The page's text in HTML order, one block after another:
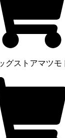
グストアマツモ